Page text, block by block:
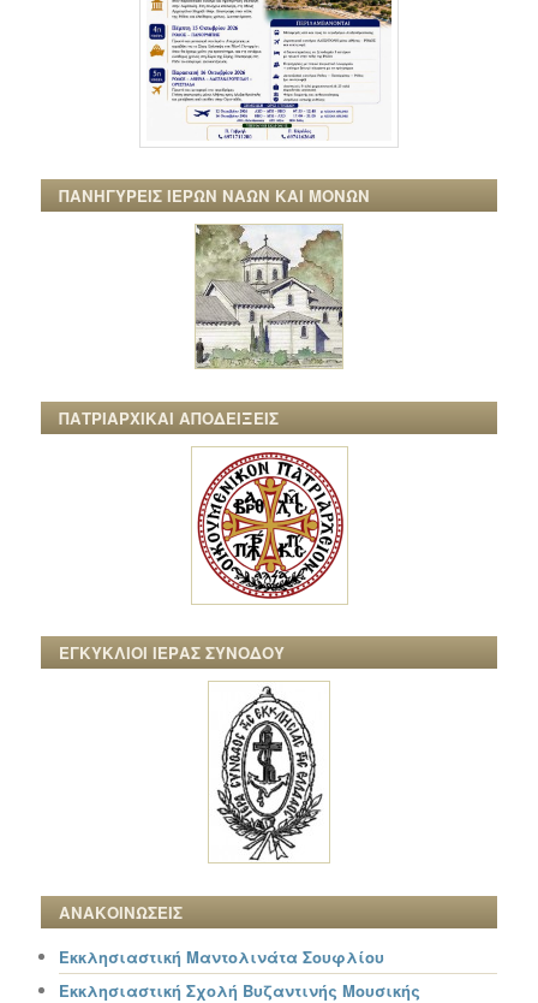
ΠΑΝΗΓΥΡΕΙΣ ΙΕΡΩΝ ΝΑΩΝ ΚΑΙ ΜΟΝΩΝ
ΠΑΤΡΙΑΡΧΙΚΑΙ ΑΠΟΔΕΙΞΕΙΣ
ΕΓΚΥΚΛΙΟΙ ΙΕΡΑΣ ΣΥΝΟΔΟΥ
ΑΝΑΚΟΙΝΩΣΕΙΣ
Εκκλησιαστική Μαντολινάτα Σουφλίου
Εκκλησιαστική Σχολή Βυζαντινής Μουσικής